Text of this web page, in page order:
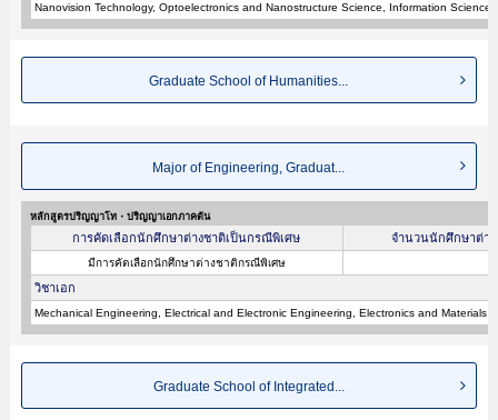
Nanovision Technology, Optoelectronics and Nanostructure Science, Information
Graduate School of Humanities...
Major of Engineering, Graduat...
หลักสูตรปริญญาโท・ปริญญาเอกภาคต้น
การคัดเลือกนักศึกษาต่างชาติเป็นกรณีพิเศษ จำนวนนักศึกษาต่า
มีการคัดเลือกนักศึกษาต่างชาติกรณีพิเศษ
วิชาเอก
Mechanical Engineering, Electrical and Electronic Engineering, Electronics and
Graduate School of Integrated...